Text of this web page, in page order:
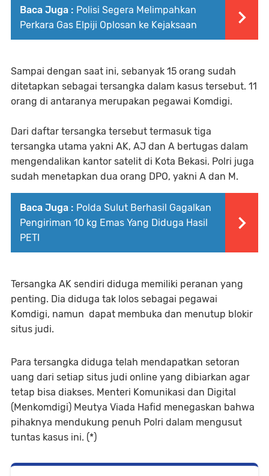
Baca Juga : Polisi Segera Melimpahkan
Perkara Gas Elpiji Oplosan ke Kejaksaan
Sampai dengan saat ini, sebanyak 15 orang sudah
ditetapkan sebagai tersangka dalam kasus tersebut. 11
orang di antaranya merupakan pegawai Komdigi.
Dari daftar tersangka tersebut termasuk tiga
tersangka utama yakni AK, AJ dan A bertugas dalam
mengendalikan kantor satelit di Kota Bekasi. Polri juga
sudah menetapkan dua orang DPO, yakni A dan M.
Baca Juga : Polda Sulut Berhasil Gagalkan
Pengiriman 10 kg Emas Yang Diduga Hasil
PETI
Tersangka AK sendiri diduga memiliki peranan yang
penting. Dia diduga tak lolos sebagai pegawai
Komdigi, namun dapat membuka dan menutup blokir
situs judi.
Para tersangka diduga telah mendapatkan setoran
uang dari setiap situs judi online yang dibiarkan agar
tetap bisa diakses. Menteri Komunikasi dan Digital
(Menkomdigi) Meutya Viada Hafid menegaskan bahwa
pihaknya mendukung penuh Polri dalam mengusut
tuntas kasus ini. (*)